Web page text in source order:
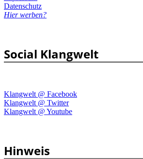
Datenschutz
Hier werben?
Social Klangwelt
Klangwelt @ Facebook
Klangwelt @ Twitter
Klangwelt @ Youtube
Hinweis